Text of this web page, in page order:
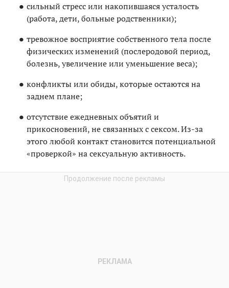
сильный стресс или накопившаяся усталость
(работа, дети, больные родственники);
тревожное восприятие собственного тела после
физических изменений (послеродовой период,
болезнь, увеличение или уменьшение веса);
конфликты или обиды, которые остаются на
заднем плане;
отсутствие ежедневных объятий и
прикосновений, не связанных с сексом. Из-за
этого любой контакт становится потенциальной
«проверкой» на сексуальную активность.